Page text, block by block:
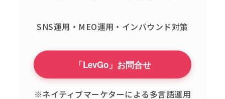
SNS運用・MEO運用・インバウンド対策
「LevGo」お問合せ
※ネイティブマーケターによる多言語運用